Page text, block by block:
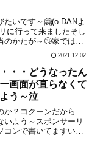
たいです～🤗(o-DANよ
に行って来ましたそし
かたが～🙄家では松
のです⁉️いやはや～🙄ま
したよ～😧松葉杖なし
2021.12.02
・・どうなったん
画面が直らなくて
う～泣
か？コクーンだから
いよう～スポンサーリ
ンで書いてますいつ